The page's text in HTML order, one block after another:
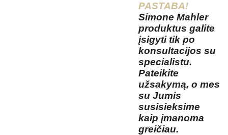
PASTABA!
Simone Mahler
produktus galite
įsigyti tik po
konsultacijos su
specialistu.
Pateikite
užsakymą, o mes
su Jumis
susisieksime
kaip įmanoma
greičiau.